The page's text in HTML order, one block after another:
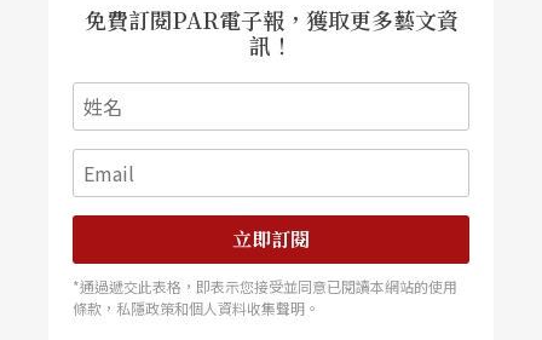
定，但是電玩遊戲（即便是最好的）卻永遠都意味
著要「被打敗」（beaten），因為一旦玩家完成了
所有任務，那麼他就沒有任何理由再玩一遍。（註
3）因此，儘管《柯基托斯》以「音樂劇場」為主
體，或許也更需思考如何將電玩的美學性元素融於
其中。
邀請觀眾互動的過程顯得流於形式
免費訂閱PAR電子報，獲取更多藝文資
訊！
立即訂閱
*通過遞交此表格，即表示您接受並同意已閱讀本網站的使用
條款，私隱政策和個人資料收集聲明。